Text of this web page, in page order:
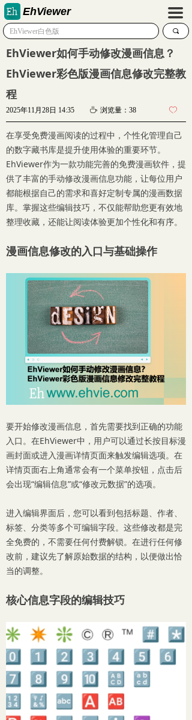
끠
EhViewer 끀
在享受免费漫画阅读的过程中，个性化管理自己
的数字藏书库是提升使用体验的重要环节。
EhViewer作为一款功能完善的免费漫画软件，提
供了丰富的手动修改漫画信息功能，让每位用户
都能根据自己的需求和喜好定制专属的漫画数据
库。掌握这些编辑技巧，不仅能帮助您更有效地
整理收藏，还能让阅读体验更加个性化和有序。
漫画信息修改的入口与基础操作
要开始修改漫画信息，首先需要找到正确的功能
入口。在EhViewer中，用户可以通过长按目标漫
画封面或进入漫画详情页面来触发编辑选项。在
详情页面右上角通常会有一个菜单按钮，点击后
会出现“编辑信息”或“修改元数据”的选项。
进入编辑界面后，您可以看到包括标题、作者、
标签、分类等多个可编辑字段。这些修改都是完
全免费的，不需要任何付费解锁。在进行任何修
改前，建议先了解原始数据的结构，以便做出恰
当的调整。
核心信息字段的编辑技巧
2025年11月28日 14:35 ꄘ 浏览量： 38 ꄀ
EhViewer如何手动修改漫画信息？
EhViewer彩色版漫画信息修改完整教
程